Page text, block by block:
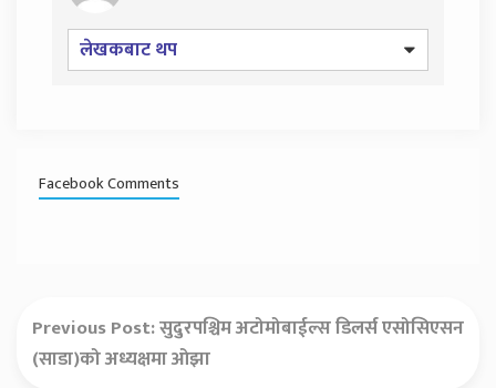
लेखकबाट थप
Facebook Comments
Previous Post:सुदुरपश्चिम अटोमोबाईल्स डिलर्स एसोसिएसन
(साडा)को अध्यक्षमा ओझा